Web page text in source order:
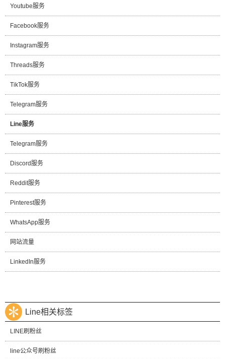
Youtube服务
Facebook服务
Instagram服务
Threads服务
TikTok服务
Telegram服务
Line服务
Telegram服务
Discord服务
Reddit服务
Pinterest服务
WhatsApp服务
网站流量
LinkedIn服务
Line相关标签
LINE刷粉丝
line公众号刷粉丝